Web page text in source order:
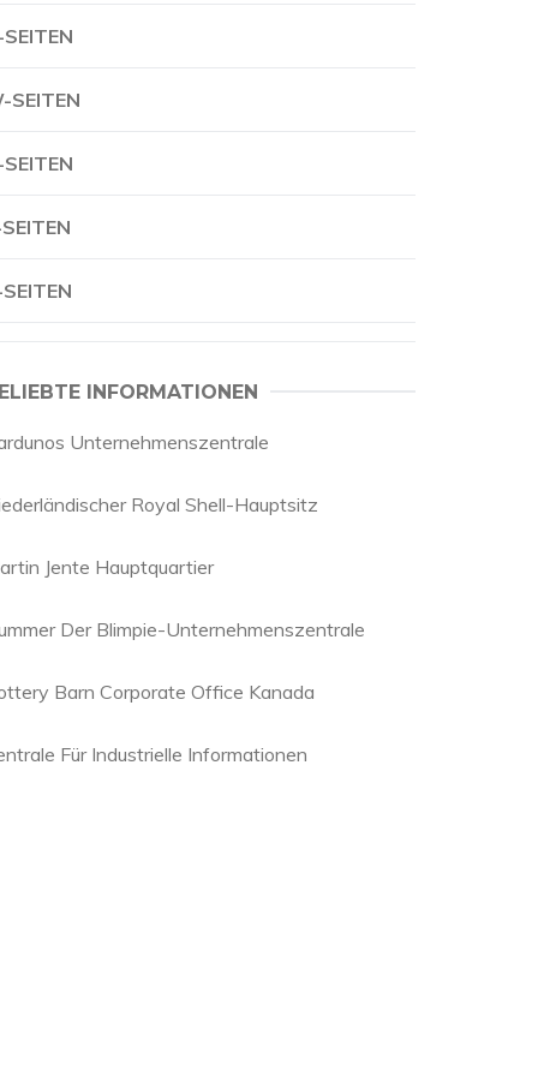
SEITEN
INFORMATIONEN
Unternehmenszentrale
Royal Shell-Hauptsitz
Jente Hauptquartier
Der Blimpie-Unternehmenszentrale
Barn Corporate Office Kanada
Für Industrielle Informationen